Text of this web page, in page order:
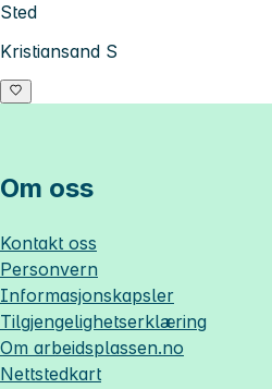
Sted
Kristiansand S
Om oss
Kontakt oss
Personvern
Informasjonskapsler
Tilgjengelighetserklæring
Om arbeidsplassen.no
Nettstedkart